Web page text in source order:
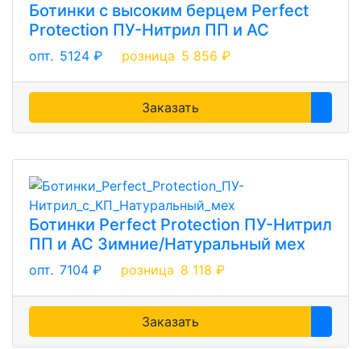
Ботинки с высоким берцем Perfect
Protection ПУ-Нитрил ПП и АС
опт. 5124 ₽ розница 5 856 ₽
Заказать
Ботинки Perfect Protection ПУ-Нитрил
ПП и АС Зимние/Натуральный мех
опт. 7104 ₽ розница 8 118 ₽
Заказать